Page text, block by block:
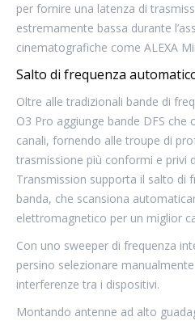
per fornire una latenza di
estremamente bassa durante
cinematografiche come ALEXA
Salto di frequenza
Oltre alle tradizionali bande di
O3 Pro aggiunge bande DFS
canali, fornendo alle troupe di
trasmissione più conformi e privi
Transmission supporta il salto di
banda, che scansiona
elettromagnetico per un miglior
Con uno sweeper di frequenza
persino selezionare
interferenze tra i dispositivi.
Montando antenne ad alto